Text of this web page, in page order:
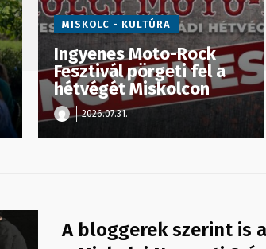
MISKOLC - KULTÚRA
Ingyenes Moto-Rock
Fesztivál pörgeti fel a
hétvégét Miskolcon
2026.07.31.
A bloggerek szerint is